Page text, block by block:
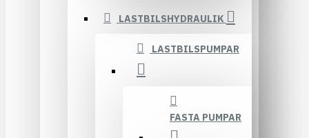
LASTBILSHYDRAULIK
LASTBILSPUMPAR
FASTA PUMPAR